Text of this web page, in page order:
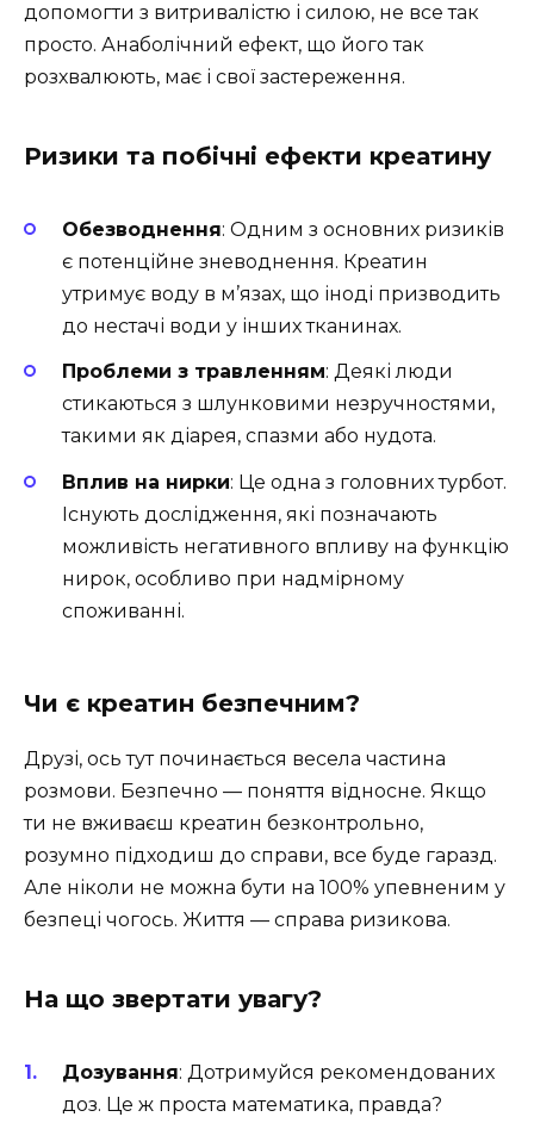
допомогти з витривалістю і силою, не все так
просто. Анаболічний ефект, що його так
розхвалюють, має і свої застереження.
Ризики та побічні ефекти креатину
Обезводнення: Одним з основних ризиків
є потенційне зневоднення. Креатин
утримує воду в м’язах, що іноді призводить
до нестачі води у інших тканинах.
Проблеми з травленням: Деякі люди
стикаються з шлунковими незручностями,
такими як діарея, спазми або нудота.
Вплив на нирки: Це одна з головних турбот.
Існують дослідження, які позначають
можливість негативного впливу на функцію
нирок, особливо при надмірному
споживанні.
Чи є креатин безпечним?
Друзі, ось тут починається весела частина
розмови. Безпечно — поняття відносне. Якщо
ти не вживаєш креатин безконтрольно,
розумно підходиш до справи, все буде гаразд.
Але ніколи не можна бути на 100% упевненим у
безпеці чогось. Життя — справа ризикова.
На що звертати увагу?
Дозування: Дотримуйся рекомендованих
доз. Це ж проста математика, правда?